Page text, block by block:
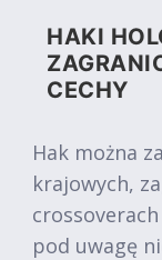
HAKI
CECHY
Hak można
krajowych,
pod uwagę